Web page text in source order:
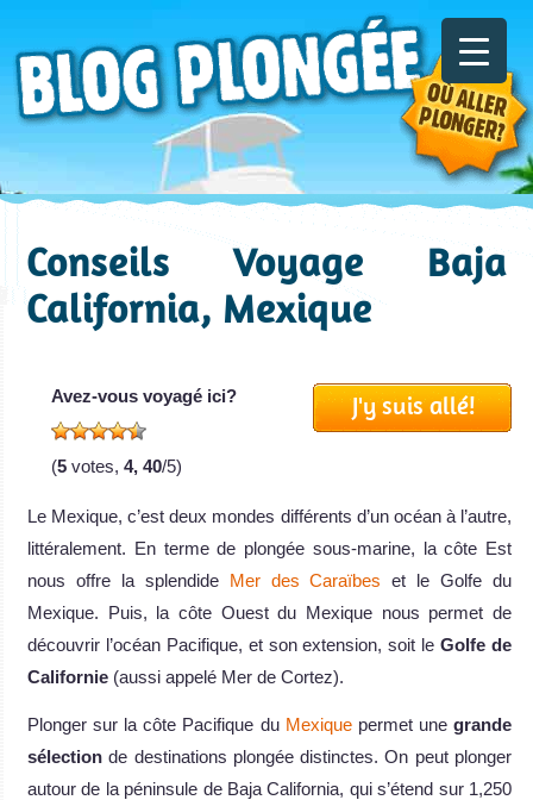
Conseils Voyage Baja
California, Mexique
J'y suis allé!
Avez-vous voyagé ici?
(5 votes, 4, 40/5)
Le Mexique, c’est deux mondes différents d’un océan à l’autre,
littéralement. En terme de plongée sous-marine, la côte Est
nous offre la splendide Mer des Caraïbeset le Golfe du
Mexique. Puis, la côte Ouest du Mexique nous permet de
découvrir l’océan Pacifique, et son extension, soit leGolfe de
Californie (aussi appelé Mer de Cortez).
Plonger sur la côte Pacifique du Mexiquepermet unegrande
sélection de destinations plongée distinctes. On peut plonger
autour de la péninsule de Baja California, qui s’étend sur 1,250